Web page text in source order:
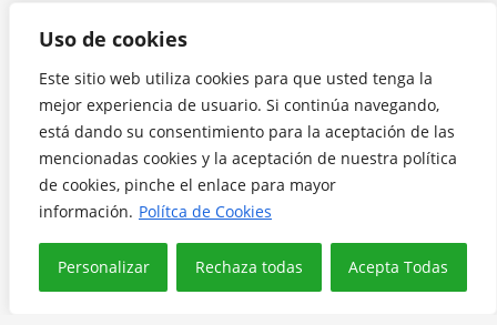
Uso de cookies
Este sitio web utiliza cookies para que usted tenga la
mejor experiencia de usuario. Si continúa navegando,
está dando su consentimiento para la aceptación de las
mencionadas cookies y la aceptación de nuestra política
de cookies, pinche el enlace para mayor
información. Polítca de Cookies
Personalizar Rechaza todas Acepta Todas